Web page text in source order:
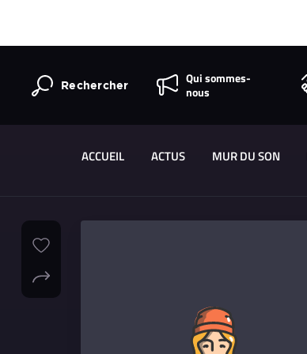
Rechercher
Qui sommes-
nous
ACCUEIL ACTUS MUR DU SON